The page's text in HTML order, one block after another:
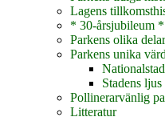
Lagens
* 30-årsjubileum *
Parkens olika delar
Parkens unika
Stadens
Pollinerarvänlig
Litteratur